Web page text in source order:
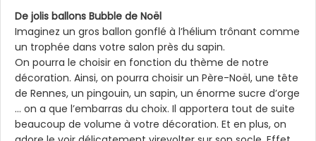
De jolis ballons Bubble de Noël
Imaginez un gros ballon gonflé à l’hélium trônant comme
un trophée dans votre salon près du sapin.
On pourra le choisir en fonction du thème de notre
décoration. Ainsi, on pourra choisir un Père-Noël, une tête
de Rennes, un pingouin, un sapin, un énorme sucre d’orge
… on a que l’embarras du choix. Il apportera tout de suite
beaucoup de volume à votre décoration. Et en plus, on